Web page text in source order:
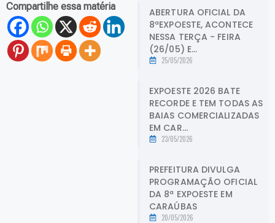
Compartilhe essa matéria
ABERTURA OFICIAL DA
8ªEXPOESTE, ACONTECE
NESSA TERÇA - FEIRA
(26/05) E...
25/05/2026
EXPOESTE 2026 BATE
RECORDE E TEM TODAS AS
BAIAS COMERCIALIZADAS
EM CAR...
23/05/2026
PREFEITURA DIVULGA
PROGRAMAÇÃO OFICIAL
DA 8ª EXPOESTE EM
CARAÚBAS
20/05/2026